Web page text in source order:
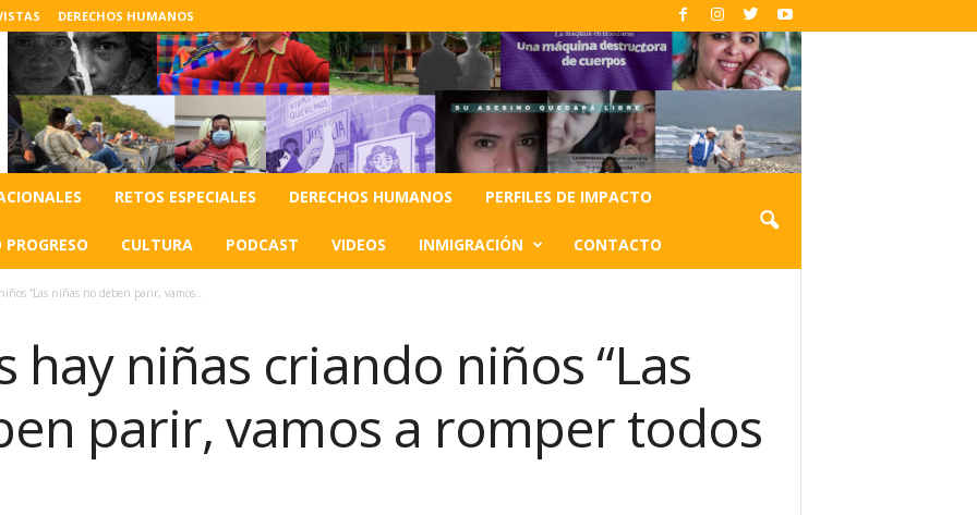
DERECHOS HUMANOS
RETOS ESPECIALES DERECHOS HUMANOS PERFILES DE IMPACTO
PROGRESO CULTURA PODCAST VIDEOS INMIGRACIÓN CONTACTO
“Las niñas no deben parir, vamos...
hay niñas criando niños “Las
parir, vamos a romper todos